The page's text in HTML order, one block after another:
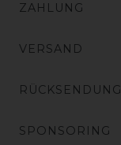
ZAHLUNG
VERSAND
RÜCKSENDUNG
SPONSORING